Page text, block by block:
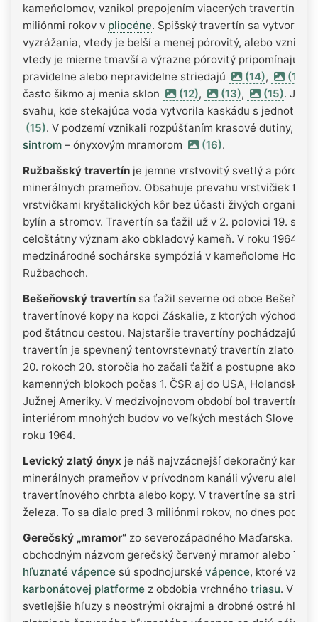
kameňolomov, vznikol prepojením viacerých
miliónmi rokov v pliocéne. Spišský travertín sa vytvoril z
vyzrážania, vtedy je belší a menej pórovitý, alebo vznikol
vtedy je mierne tmavší a výrazne pórovitý pripomínajúce
pravidelne alebo nepravidelne striedajú
(14), (15)
často šikmo aj menia sklon
(12), (13), (15). Je
svahu, kde stekajúca voda vytvorila kaskádu s
(15). V podzemí vznikali rozpúšťaním krasové dutiny,
sintrom – ónyxovým mramorom (16).
Ružbašský travertín je jemne vrstvovitý svetlý a
minerálnych prameňov. Obsahuje prevahu vrstvičiek
vrstvičkami kryštalických kôr bez účasti živých
bylín a stromov. Travertín sa ťažil už v 2. polovici 19.
celoštátny význam ako obkladový kameň. V roku 1964
medzinárodné sochárske sympóziá v kameňolome
Ružbachoch.
Bešeňovský travertín sa ťažil severne od obce
travertínové kopy na kopci Záskalie, z ktorých
pod štátnou cestou. Najstaršie travertíny pochádzajú zo
travertín je spevnený tentovrstevnatý travertín
20. rokoch 20. storočia ho začali ťažiť a postupne ako
kamenných blokoch počas 1. ČSR aj do USA, Holandska,
Južnej Ameriky. V medzivojnovom období bol travertín
interiérom mnohých budov vo veľkých mestách
roku 1964.
Levický zlatý ónyx je náš najvzácnejší dekoračný
minerálnych prameňov v prívodnom kanáli výveru alebo
travertínového chrbta alebo kopy. V travertíne sa
železa. To sa dialo pred 3 miliónmi rokov, no dnes
Gerečský „mramor“ zo severozápadného Maďarska.
obchodným názvom gerečský červený mramor alebo
hľuznaté vápence sú spodnojurské vápence, ktoré
karbonátovej platforme z obdobia vrchného triasu. V
svetlejšie hľuzy s neostrými okrajmi a drobné ostré